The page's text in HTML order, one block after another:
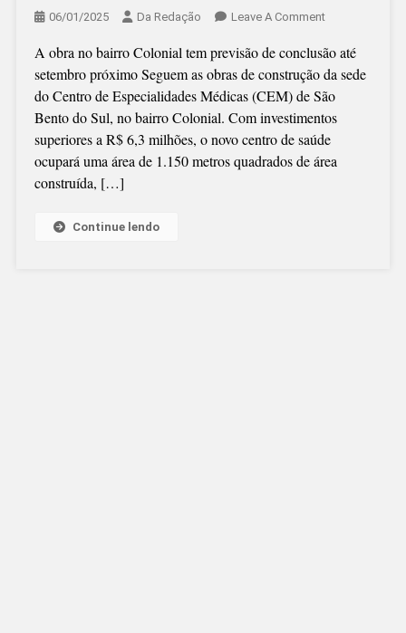
06/01/2025 Da Redação Leave A CommentOn
6,3
MILHÕES
PARA
O
NOVO
CENTRO
A obra no bairro Colonial tem previsão de conclusão até
setembro próximo Seguem as obras de construção da sede
do Centro de Especialidades Médicas (CEM) de São
Bento do Sul, no bairro Colonial. Com investimentos
superiores a R$ 6,3 milhões, o novo centro de saúde
ocupará uma área de 1.150 metros quadrados de área
construída, […]
Continue lendo